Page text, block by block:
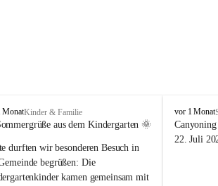
MonatKinder & Familie
aus dem Kindergarten 🌞
durften wir besonderen Besuch in
begrüßen: Die
kamen gemeinsam mit
V
i
k
vor 1 Monat
22. Juli